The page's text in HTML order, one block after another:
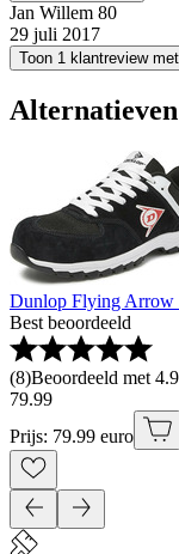
Jan Willem 80
29 juli 2017
Toon 1 klantreview
Alternatieven
Dunlop Flying Arrow
Best beoordeeld
(8)Beoordeeld met
79.99
Prijs: 79.99 euro